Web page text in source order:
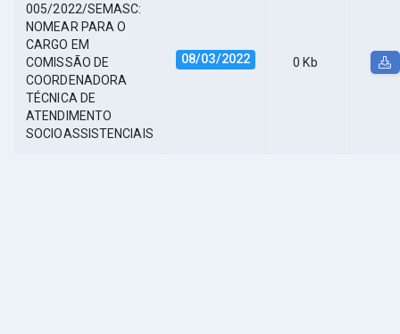
005/2022/SEMASC:
NOMEAR PARA O
CARGO EM
COMISSÃO DE
COORDENADORA
TÉCNICA DE
ATENDIMENTO
SOCIOASSISTENCIAIS
08/03/2022 0 Kb